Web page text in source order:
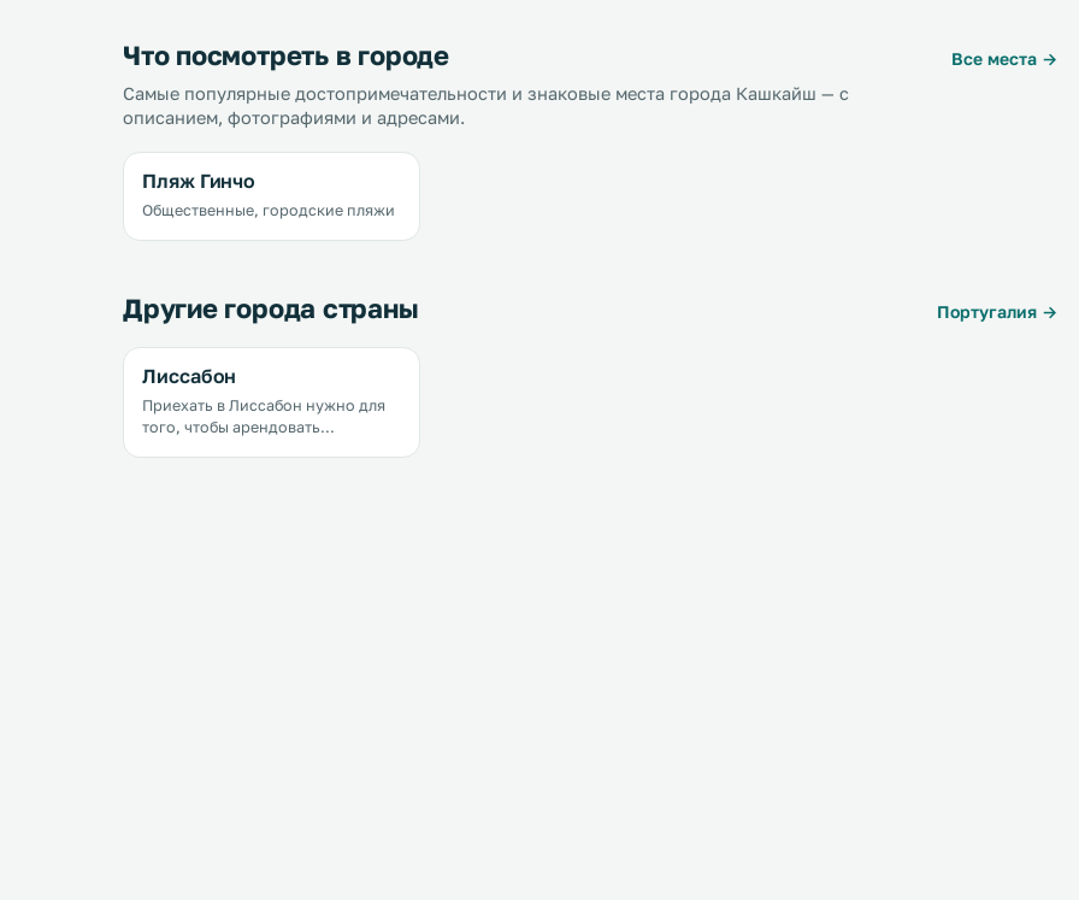
Что посмотреть в городе
Все места →
Самые популярные достопримечательности и знаковые места города Кашкайш — с
описанием, фотографиями и адресами.
Пляж Гинчо
Общественные, городские пляжи
Другие города страны Португалия →
Лиссабон
Приехать в Лиссабон нужно для
того, чтобы арендовать